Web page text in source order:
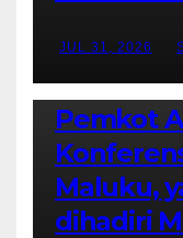
JUL 31, 2026
AMBON METRO
Pemkot
Maluku,
dihadiri